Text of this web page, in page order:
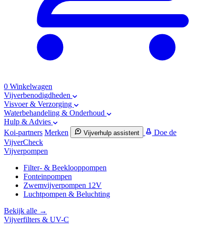
0 Winkelwagen
Vijverbenodigdheden
Visvoer & Verzorging
Waterbehandeling & Onderhoud
Hulp & Advies
Koi-partners Merken Vijverhulp assistent
Doe de
VijverCheck
Vijverpompen
Filter- & Beeklooppompen
Fonteinpompen
Zwemvijverpompen 12V
Luchtpompen & Beluchting
Bekijk alle →
Vijverfilters & UV-C